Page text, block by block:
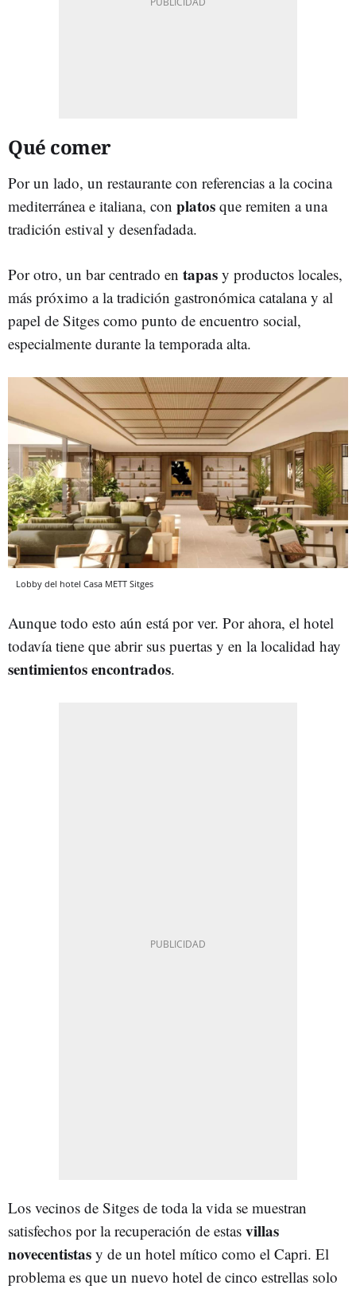
Qué comer
Por un lado, un restaurante con referencias a la cocina
mediterránea e italiana, con platos que remiten a una
tradición estival y desenfadada.
Por otro, un bar centrado en tapas y productos locales,
más próximo a la tradición gastronómica catalana y al
papel de Sitges como punto de encuentro social,
especialmente durante la temporada alta.
Lobby del hotel Casa METT Sitges
Aunque todo esto aún está por ver. Por ahora, el hotel
todavía tiene que abrir sus puertas y en la localidad hay
sentimientos encontrados.
Los vecinos de Sitges de toda la vida se muestran
satisfechos por la recuperación de estas villas
novecentistas y de un hotel mítico como el Capri. El
problema es que un nuevo hotel de cinco estrellas solo